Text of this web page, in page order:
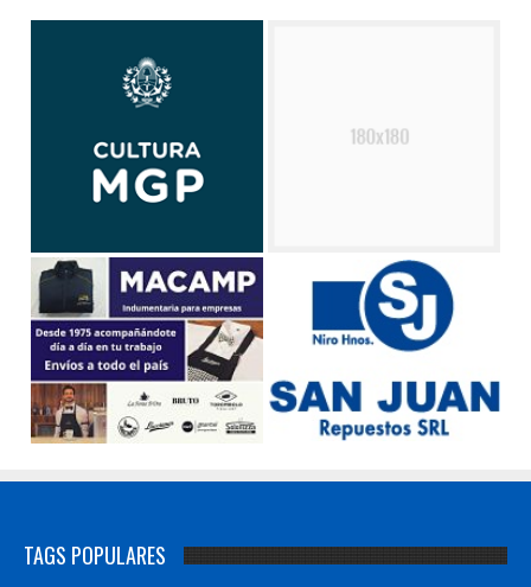
TAGS POPULARES